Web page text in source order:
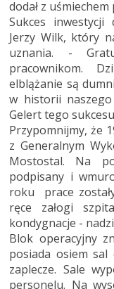
dodał z uśmiechem
Sukces inwestycji
Jerzy Wilk, który
uznania. -
pracownikom.
elblążanie są
w historii
Gelert tego
Przypomnijmy, że
z Generalnym
Mostostal. Na
podpisany i
roku prace
ręce załogi
kondygnacje -
Blok operacyjny
posiada osiem
zaplecze. Sale
personelu. Na